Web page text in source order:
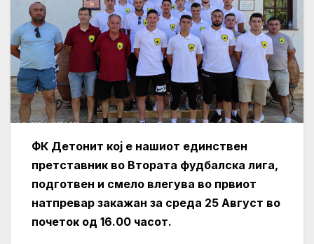
ФК Детонит кој е нашиот единствен
претставник во Втората фудбалска лига,
подготвен и смело влегува во првиот
натпревар закажан за среда 25 Август во
почеток од 16.00 часот.